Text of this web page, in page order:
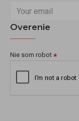
Overenie
Nie som robot